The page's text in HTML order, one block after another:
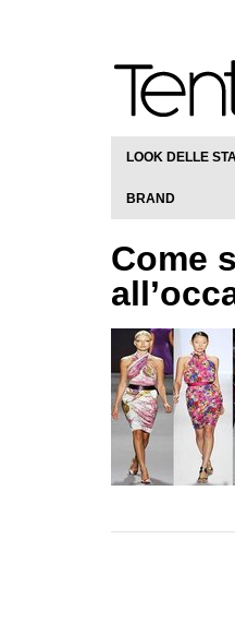
LOOK DELLE
BRAND
Come